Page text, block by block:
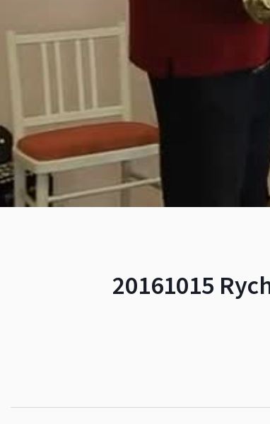
20161015